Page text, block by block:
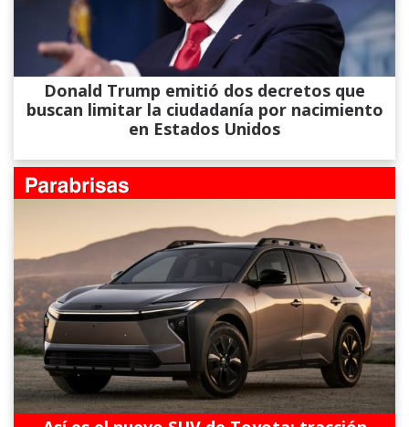
Donald Trump emitió dos decretos que
buscan limitar la ciudadanía por nacimiento
en Estados Unidos